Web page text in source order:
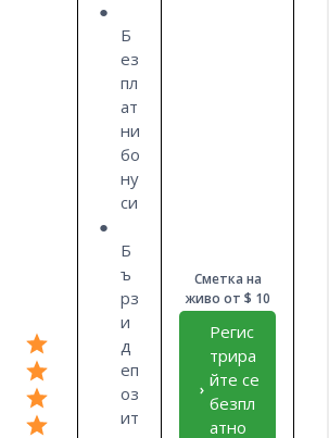
Б
ез
пл
ат
ни
бо
ну
си
Б
ъ
рз
и
д
еп
оз
ит
Сметка на
живо от $ 10
Регис
трира
йте се
безпл
атно